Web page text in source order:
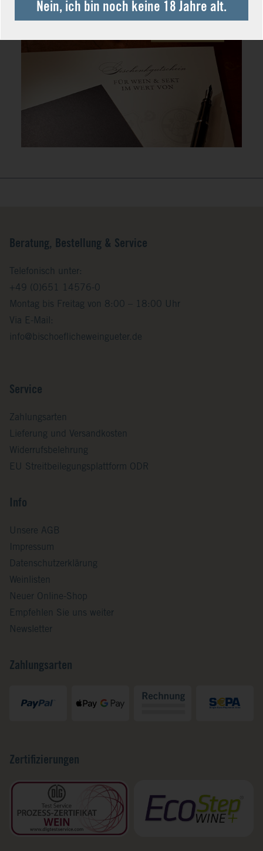
Beratung, Bestellung & Service
Telefonisch unter:
+49 (0)651 14576-0
Montag bis Freitag von 8:00 – 18:00 Uhr
Via E-Mail:
info@bischoeflicheweingueter.de
Service
Zahlungsarten
Lieferung und Versandkosten
Widerrufsbelehrung
EU Streitbeilegungsplattform ODR
Info
Unsere AGB
Impressum
Datenschutzerklärung
Weinlisten
Neuer Online-Shop
Empfehlen Sie uns weiter
Newsletter
Zahlungsarten
Zertifizierungen
Nein, ich bin noch keine 18 Jahre alt.